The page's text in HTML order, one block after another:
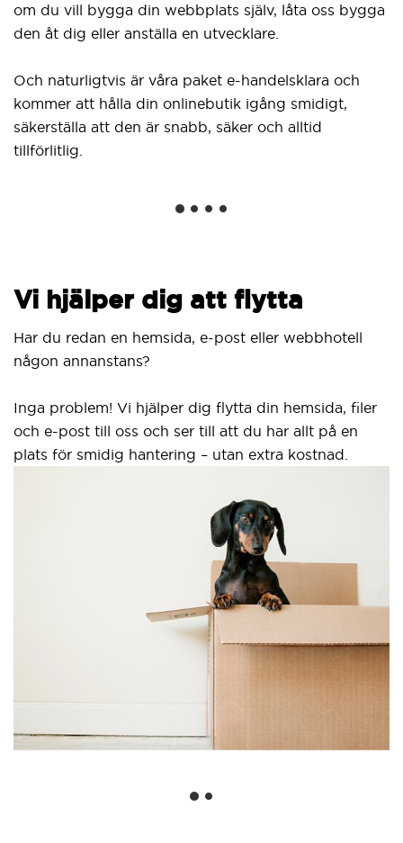
du vill bygga din webbplats själv, låta oss bygga
åt dig eller anställa en utvecklare.
naturligtvis är våra paket e-handelsklara och
att hålla din onlinebutik igång smidigt,
att den är snabb, säker och alltid
Du
hjälper dig att flytta
du redan en hemsida, e-post eller webbhotell
annanstans?
problem! Vi hjälper dig flytta din hemsida, filer
e-post till oss och ser till att du har allt på en
för smidig hantering – utan extra kostnad.